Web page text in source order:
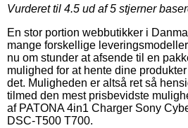
Vurderet til 4.5 ud af 5 stjerner
En stor portion webbutikker i
mange forskellige
nu om stunder at afsende til en
mulighed for at hente dine
det. Muligheden er altså ret så
tilmed den mest prisbevidste
af PATONA 4in1 Charger Sony
DSC-T500 T700.